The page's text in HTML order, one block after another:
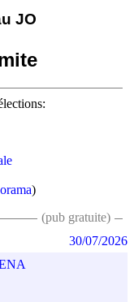
JO
)
(pub gratuite)
30/07/2026